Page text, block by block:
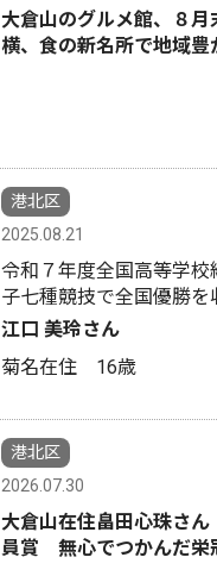
大倉山のグルメ館、８月
横、食の新名所で地域豊
港北区
2025.08.21
令和７年度全国高等学校
子七種競技で全国優勝を
江口 美玲さん
菊名在住 16歳
港北区
2026.07.30
大倉山在住畠田心珠さ
員賞 無心でつかんだ栄